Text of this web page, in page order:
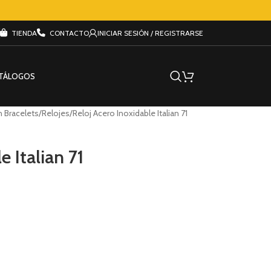
TIENDA CONTACTO INICIAR SESIÓN / REGISTRARSE
Bracelets Relojes Reloj Acero Inoxidable Italian 71
Italian 71